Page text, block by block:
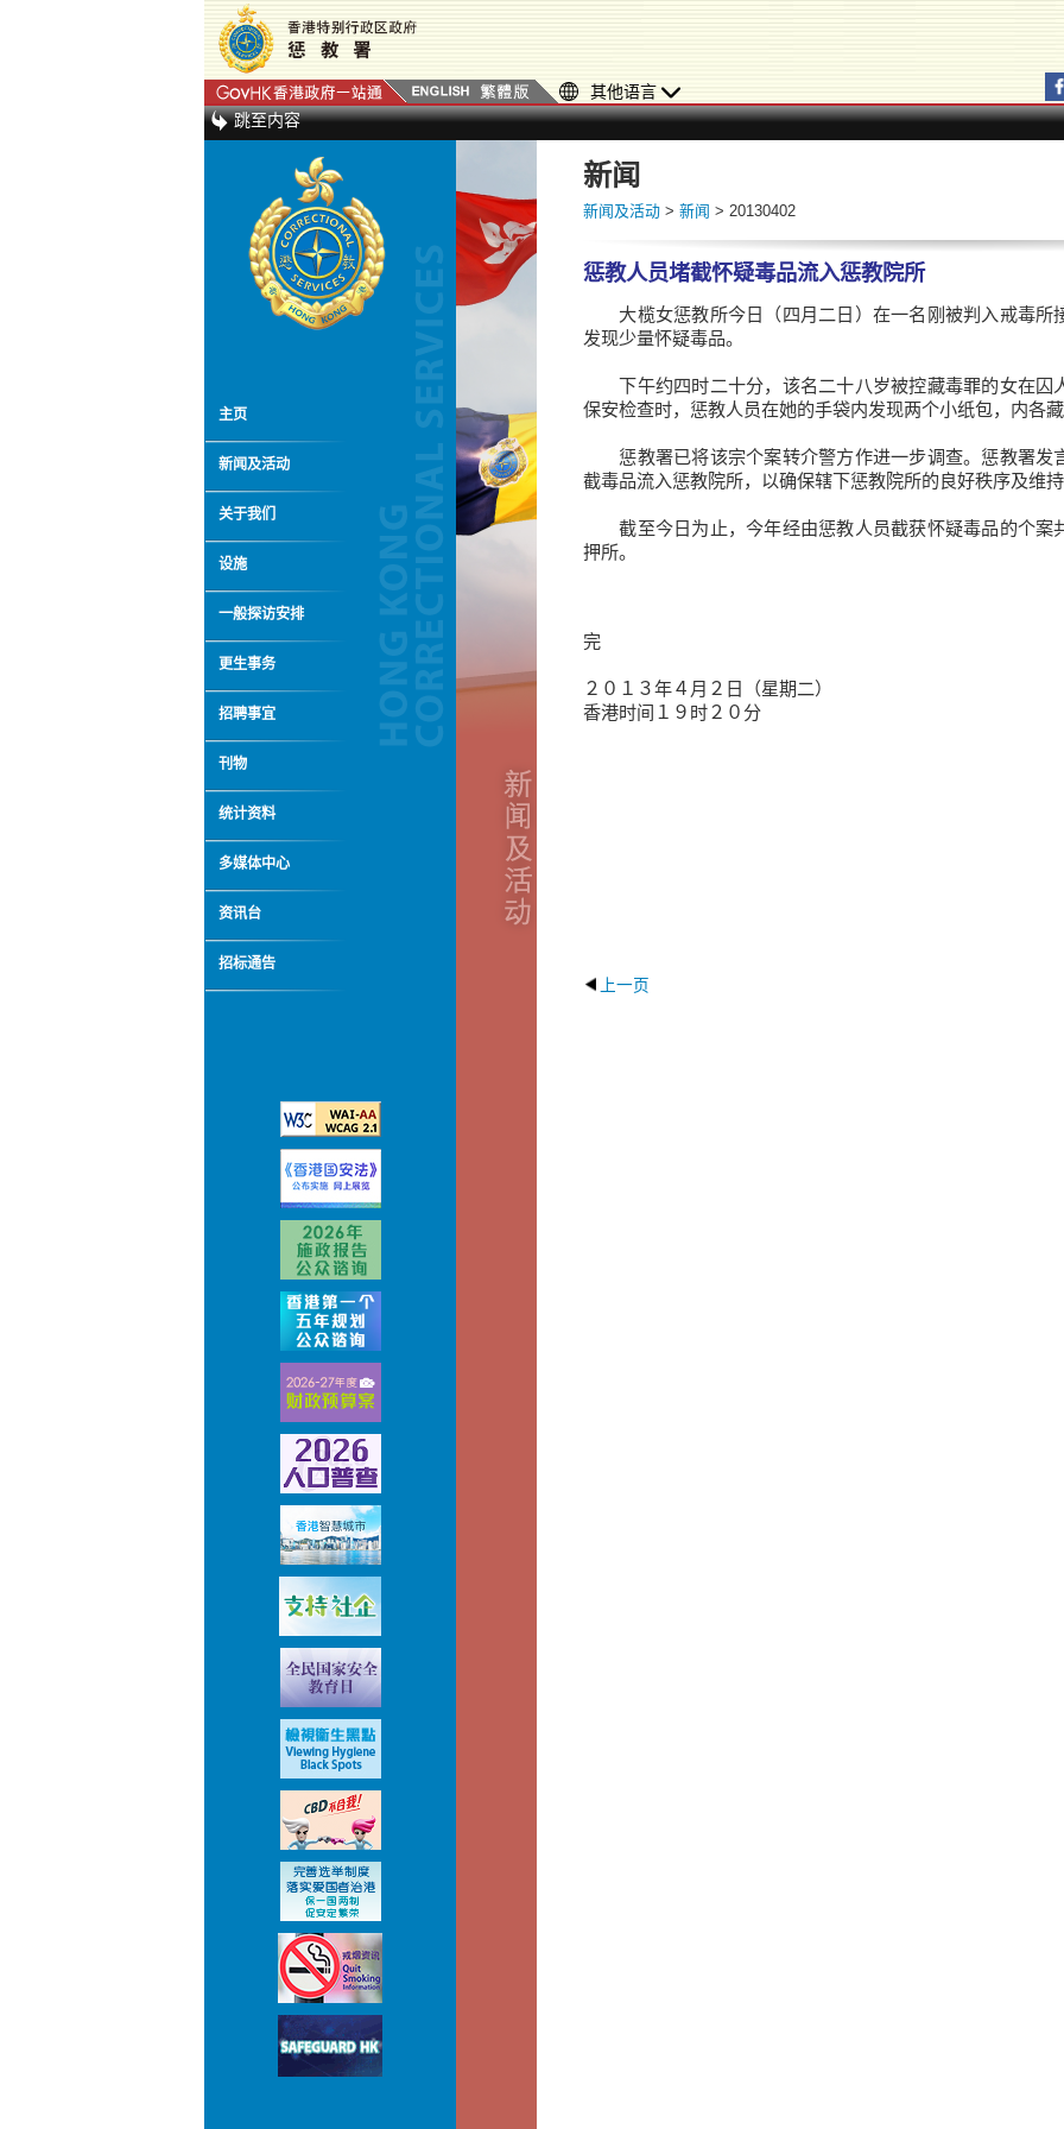
其他语言
跳至内容
主页
新闻及活动
关于我们
设施
一般探访安排
更生事务
招聘事宜
刊物
统计资料
多媒体中心
资讯台
招标通告
新闻
新闻及活动 > 新闻 > 20130402
惩教人员堵截怀疑毒品流入惩教院所
大榄女惩教所今日（四月二日）在一名刚被判入戒毒所
发现少量怀疑毒品。
下午约四时二十分，该名二十八岁被控藏毒罪的女在囚
保安检查时，惩教人员在她的手袋内发现两个小纸包，内各
惩教署已将该宗个案转介警方作进一步调查。惩教署发
截毒品流入惩教院所，以确保辖下惩教院所的良好秩序及维
截至今日为止，今年经由惩教人员截获怀疑毒品的个案
押所。
完
２０１３年４月２日（星期二）
香港时间１９时２０分
上一页